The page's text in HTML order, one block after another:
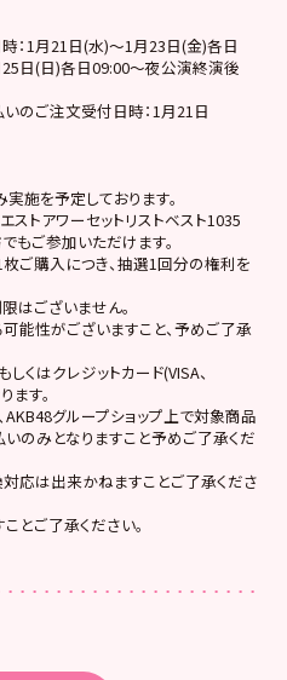
：1月21日(水)～1月23日(金)各日
日(日)各日09:00～夜公演終演後
のご注文受付日時：1月21日
施を予定しております。
ストアワーセットリストベスト1035
もご参加いただけます。
ご購入につき、抽選1回分の権利を
はございません。
性がございますこと、予めご了承
くはクレジットカード(VISA、
ます。
グループショップ上で対象商品
のみとなりますこと予めご了承くだ
応は出来かねますことご了承くださ
とご了承ください。